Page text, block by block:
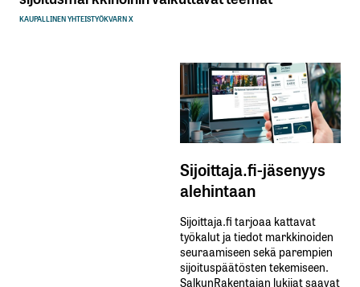
KAUPALLINEN YHTEISTYÖKVARN X
Sijoittaja.fi-jäsenyys
alehintaan
Sijoittaja.fi tarjoaa kattavat
työkalut ja tiedot markkinoiden
seuraamiseen sekä parempien
sijoituspäätösten tekemiseen.
SalkunRakentajan lukijat saavat